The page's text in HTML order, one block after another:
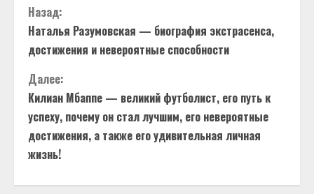
П
р
о
д
о
л
Назад:
Наталья Разумовская — биография экстрасенса,
достижения и невероятные способности
Далее:
Килиан Мбаппе — великий футболист, его путь к
успеху, почему он стал лучшим, его невероятные
достижения, а также его удивительная личная
жизнь!